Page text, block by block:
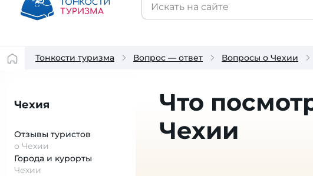
Тонкости туризма Вопрос — ответ Вопросы о Чехии
Чехия
Отзывы туристов
о Чехии
Города и курорты
Чехии
Что
Чехии